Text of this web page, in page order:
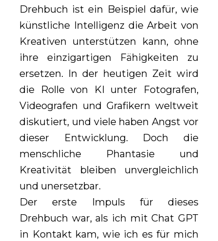
Drehbuch ist ein Beispiel dafür, wie
künstliche Intelligenz die Arbeit von
Kreativen unterstützen kann, ohne
ihre einzigartigen Fähigkeiten zu
ersetzen. In der heutigen Zeit wird
die Rolle von KI unter Fotografen,
Videografen und Grafikern weltweit
diskutiert, und viele haben Angst vor
dieser Entwicklung. Doch die
menschliche Phantasie und
Kreativität bleiben unvergleichlich
und unersetzbar.
Der erste Impuls für dieses
Drehbuch war, als ich mit Chat GPT
in Kontakt kam, wie ich es für mich